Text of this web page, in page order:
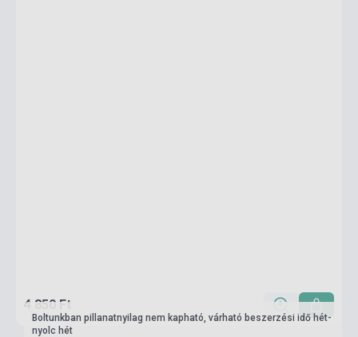
4 850 Ft
Boltunkban pillanatnyilag nem kapható, várható beszerzési idő hét-
nyolc hét